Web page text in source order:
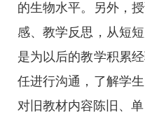
的生物水平。另外，
感、教学反思，从短
是为以后的教学积累
任进行沟通，了解学
对旧教材内容陈旧、单